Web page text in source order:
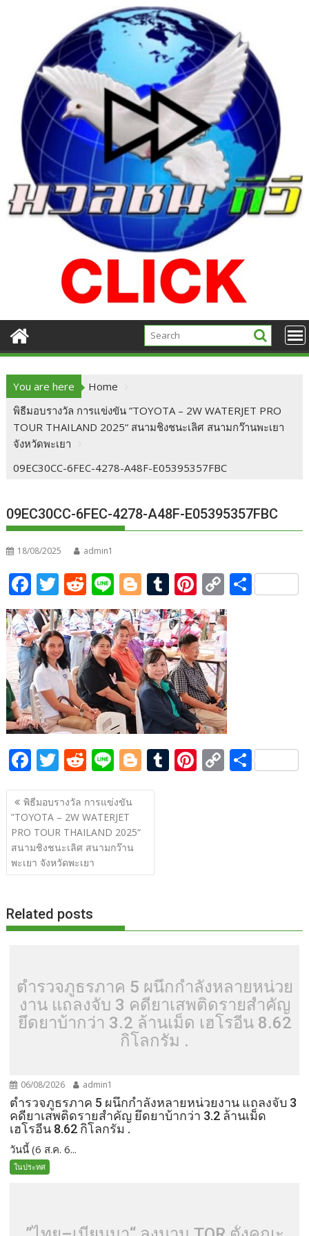
You are here
Home
พิธีมอบรางวัล การแข่งขัน ”TOYOTA – 2W WATERJET PRO
TOUR THAILAND 2025“ สนามชิงชนะเลิศ สนามกว๊านพะเยา
จังหวัดพะเยา
09EC30CC-6FEC-4278-A48F-E05395357FBC
09EC30CC-6FEC-4278-A48F-E05395357FBC
18/08/2025 admin1
F
ac
e
b
o
o
k
T
w
itt
er
R
e
d
di
t
Li
n
e
Bl
o
g
g
er
T
u
m
bl
r
Pi
nt
er
e
st
C
o
p
y
Li
n
k
S
F
ac
e
b
o
o
T
w
itt
er
R
e
d
di
t
Li
n
e
Bl
o
T Pi C S
แนะแนว
เรื่อง
พิธีมอบรางวัล การแข่งขัน
”TOYOTA – 2W WATERJET
PRO TOUR THAILAND 2025“
สนามชิงชนะเลิศ สนามกว๊าน
พะเยา จังหวัดพะเยา
Related posts
ตำรวจภูธรภาค 5 ผนึกกำลังหลายหน่วย
งาน แถลงจับ 3 คดียาเสพติดรายสำคัญ
ยึดยาบ้ากว่า 3.2 ล้านเม็ด เฮโรอีน 8.62
กิโลกรัม .
06/08/2026 admin1
ตำรวจภูธรภาค 5 ผนึกกำลังหลายหน่วยงาน แถลงจับ 3
คดียาเสพติดรายสำคัญ ยึดยาบ้ากว่า 3.2 ล้านเม็ด
เฮโรอีน 8.62 กิโลกรัม .
วันนี้ (6 ส.ค. 6...
ในประทศ